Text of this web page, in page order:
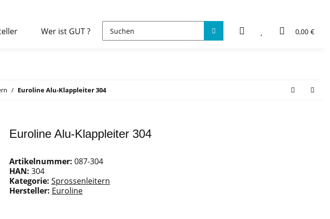
0,00 €
Wer ist GUT ?
Euroline Alu-Klappleiter 304
Euroline Alu-Klappleiter 304
Artikelnummer: 087-304
HAN: 304
Kategorie: Sprossenleitern
Hersteller: Euroline